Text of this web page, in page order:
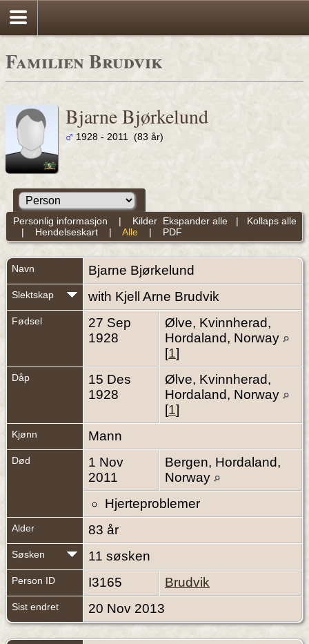
Familien Brudvik
Bjarne Bjørkelund
1928 - 2011 (83 år)
Ekspander alle | Kollaps alle
Personlig informasjon | Kilder
| Hendelseskart| Alle | PDF
Navn Bjarne Bjørkelund
Slektskap with Kjell Arne Brudvik
Fødsel
27 Sep
1928
Ølve, Kvinnherad,
Hordaland, Norway
[1]
Dåp
15 Des
1928
Ølve, Kvinnherad,
Hordaland, Norway
[1]
Kjønn Mann
Død
1 Nov
2011
Bergen, Hordaland,
Norway
Hjerteproblemer
Alder 83 år
Søsken 11 søsken
Person ID I3165 Brudvik
Sist endret 20 Nov 2013